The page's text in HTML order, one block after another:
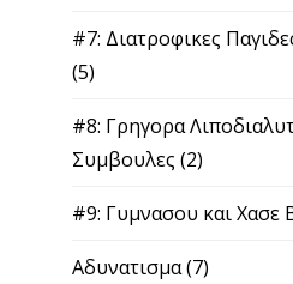
#7: Διατροφικες
(5)
#8: Γρηγορα
Συμβουλες (2)
#9: Γυμνασου και Χασε
Αδυνατισμα(7)